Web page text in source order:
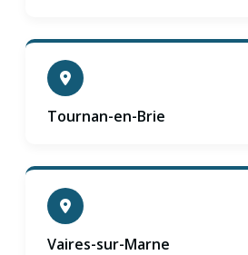
Tournan-en-Brie
Vaires-sur-Marne